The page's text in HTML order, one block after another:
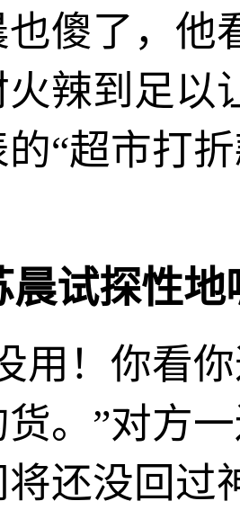
傻了，他
辣到足以
“超市打
晨试探性
用！你看
货。”对方
还没回过